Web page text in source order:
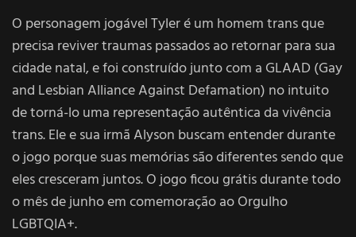
O personagem jogável Tyler é um homem trans que
precisa reviver traumas passados ao retornar para sua
cidade natal, e foi construído junto com a GLAAD (Gay
and Lesbian Alliance Against Defamation) no intuito
de torná-lo uma representação autêntica da vivência
trans. Ele e sua irmã Alyson buscam entender durante
o jogo porque suas memórias são diferentes sendo que
eles cresceram juntos. O jogo ficougrátisdurante todo
o mês de junho em comemoração aoOrgulho
LGBTQIA+.